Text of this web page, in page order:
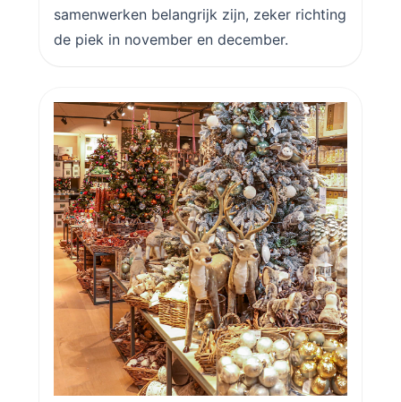
samenwerken belangrijk zijn, zeker richting
de piek in november en december.